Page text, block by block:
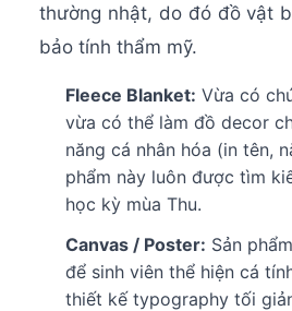
thường nhật, do đó đồ vật
bảo tính thẩm mỹ.
Fleece Blanket: Vừa có
vừa có thể làm đồ decor
năng cá nhân hóa (in tên,
phẩm này luôn được tìm
học kỳ mùa Thu.
Canvas / Poster: Sản
để sinh viên thể hiện cá
thiết kế typography tối